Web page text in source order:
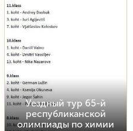
Уездный тур 65-й
республиканской
олимпиады по химии